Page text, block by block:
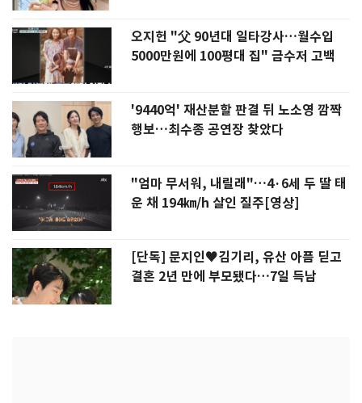
오지헌 "父 90년대 일타강사…월수입
5000만원에 100평대 집" 금수저 고백
'9440억' 재산분할 판결 뒤 노소영 깜짝
행보…최수종 공연장 찾았다
"엄마 무서워, 내릴래"…4·6세 두 딸 태
운 채 194㎞/h 살인 질주[영상]
[단독] 문지인♥김기리, 유산 아픔 딛고
결혼 2년 만에 부모됐다…7일 득남